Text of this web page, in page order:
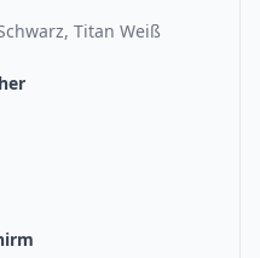
Titan Weiß